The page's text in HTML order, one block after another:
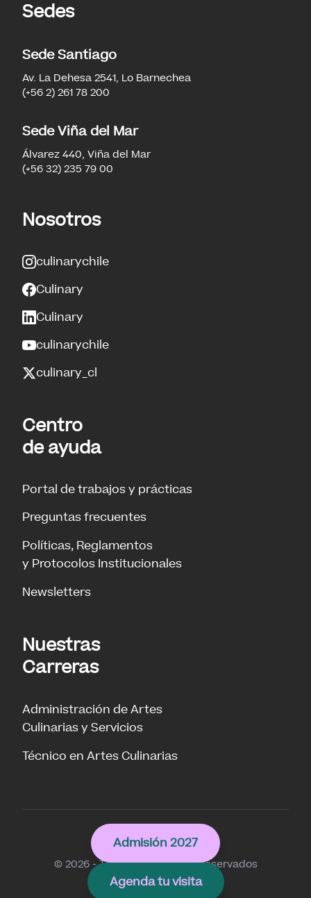
Sedes
Sede Santiago
Av. La Dehesa 2541, Lo Barnechea
(+56 2) 261 78 200
Sede Viña del Mar
Álvarez 440, Viña del Mar
(+56 32) 235 79 00
Nosotros
culinarychile
Culinary
Culinary
culinarychile
culinary_cl
Centro
de ayuda
Portal de trabajos y prácticas
Preguntas frecuentes
Políticas, Reglamentos
y Protocolos Institucionales
Newsletters
Nuestras
Carreras
Administración de Artes
Culinarias y Servicios
Técnico en Artes Culinarias
Culinary
© 2026 - Todos los derechos reservados
Admisión 2027
Agenda tu visita